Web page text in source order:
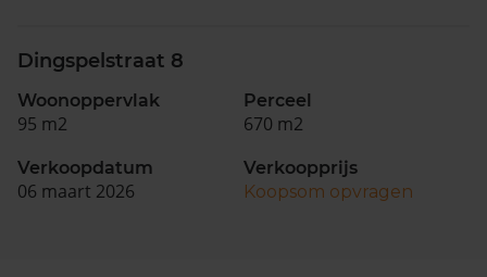
Dingspelstraat 8
Woonoppervlak
95 m2
Perceel
670 m2
Verkoopdatum
06 maart 2026
Verkoopprijs
Koopsom opvragen